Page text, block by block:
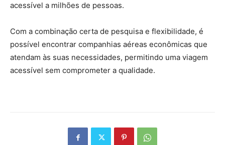
acessível a milhões de pessoas.
Com a combinação certa de pesquisa e flexibilidade, é
possível encontrar companhias aéreas econômicas que
atendam às suas necessidades, permitindo uma viagem
acessível sem comprometer a qualidade.